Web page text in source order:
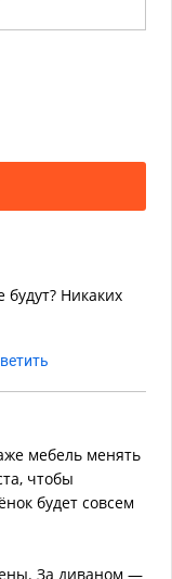
будут? Никаких
мебель менять
чтобы
будет совсем
За диваном —